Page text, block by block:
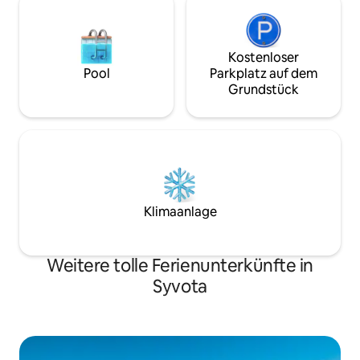
Pool
Kostenloser
Parkplatz auf dem
Grundstück
Klimaanlage
Weitere tolle Ferienunterkünfte in
Syvota